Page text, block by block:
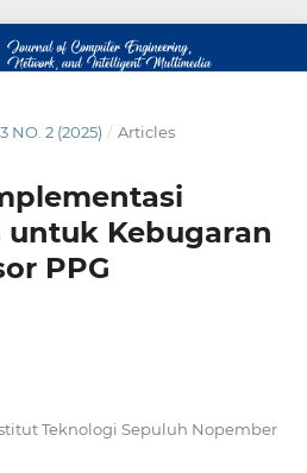
NO. 2 (2025) / Articles
untuk Kebugaran
PPG
Teknologi Sepuluh Nopember